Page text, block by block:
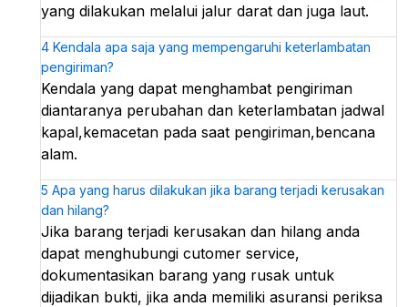
yang dilakukan melalui jalur darat dan juga laut.
4 Kendala apa saja yang mempengaruhi keterlambatan
pengiriman?
Kendala yang dapat menghambat pengiriman
diantaranya perubahan dan keterlambatan jadwal
kapal,kemacetan pada saat pengiriman,bencana
alam.
5 Apa yang harus dilakukan jika barang terjadi kerusakan
dan hilang?
Jika barang terjadi kerusakan dan hilang anda
dapat menghubungi cutomer service,
dokumentasikan barang yang rusak untuk
dijadikan bukti, jika anda memiliki asuransi periksa